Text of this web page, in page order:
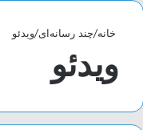
خانه/چند رسانه‌ای/ویدئو
ویدئو